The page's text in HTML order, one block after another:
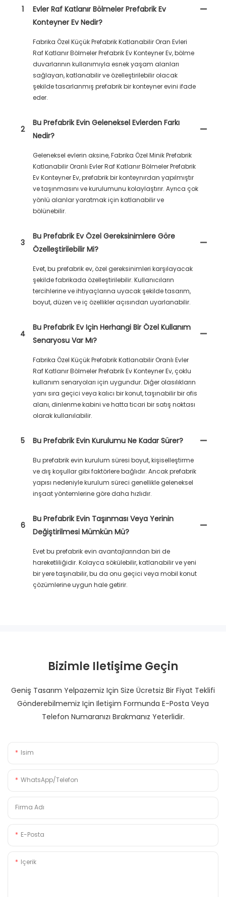
1
Evler Raf Katlanır Bölmeler Prefabrik Ev
Konteyner Ev Nedir?
Fabrika Özel Küçük Prefabrik Katlanabilir Oran Evleri
Raf Katlanır Bölmeler Prefabrik Ev Konteyner Ev, bölme
duvarlarının kullanımıyla esnek yaşam alanları
sağlayan, katlanabilir ve özelleştirilebilir olacak
şekilde tasarlanmış prefabrik bir konteyner evini ifade
eder.
2
Bu Prefabrik Evin Geleneksel Evlerden Farkı
Nedir?
Geleneksel evlerin aksine, Fabrika Özel Minik Prefabrik
Katlanabilir Oranlı Evler Raf Katlanır Bölmeler Prefabrik
Ev Konteyner Ev, prefabrik bir konteynırdan yapılmıştır
ve taşınmasını ve kurulumunu kolaylaştırır. Ayrıca çok
yönlü alanlar yaratmak için katlanabilir ve
bölünebilir.
3
Bu Prefabrik Ev Özel Gereksinimlere Göre
Özelleştirilebilir Mi?
Evet, bu prefabrik ev, özel gereksinimleri karşılayacak
şekilde fabrikada özelleştirilebilir. Kullanıcıların
tercihlerine ve ihtiyaçlarına uyacak şekilde tasarım,
boyut, düzen ve iç özellikler açısından uyarlanabilir.
4
Bu Prefabrik Ev Için Herhangi Bir Özel Kullanım
Senaryosu Var Mı?
Fabrika Özel Küçük Prefabrik Katlanabilir Oranlı Evler
Raf Katlanır Bölmeler Prefabrik Ev Konteyner Ev, çoklu
kullanım senaryoları için uygundur. Diğer olasılıkların
yanı sıra geçici veya kalıcı bir konut, taşınabilir bir ofis
alanı, dinlenme kabini ve hatta ticari bir satış noktası
olarak kullanılabilir.
5 Bu Prefabrik Evin Kurulumu Ne Kadar Sürer?
Bu prefabrik evin kurulum süresi boyut, kişiselleştirme
ve dış koşullar gibi faktörlere bağlıdır. Ancak prefabrik
yapısı nedeniyle kurulum süreci genellikle geleneksel
inşaat yöntemlerine göre daha hızlıdır.
6
Bu Prefabrik Evin Taşınması Veya Yerinin
Değiştirilmesi Mümkün Mü?
Evet bu prefabrik evin avantajlarından biri de
hareketliliğidir. Kolayca sökülebilir, katlanabilir ve yeni
bir yere taşınabilir, bu da onu geçici veya mobil konut
çözümlerine uygun hale getirir.
Bizimle Iletişime Geçin
Geniş Tasarım Yelpazemiz Için Size Ücretsiz Bir Fiyat Teklifi
Gönderebilmemiz Için Iletişim Formunda E-Posta Veya
Telefon Numaranızı Bırakmanız Yeterlidir.
Isim
WhatsApp/Telefon
Firma Adı
E-Posta
Içerik